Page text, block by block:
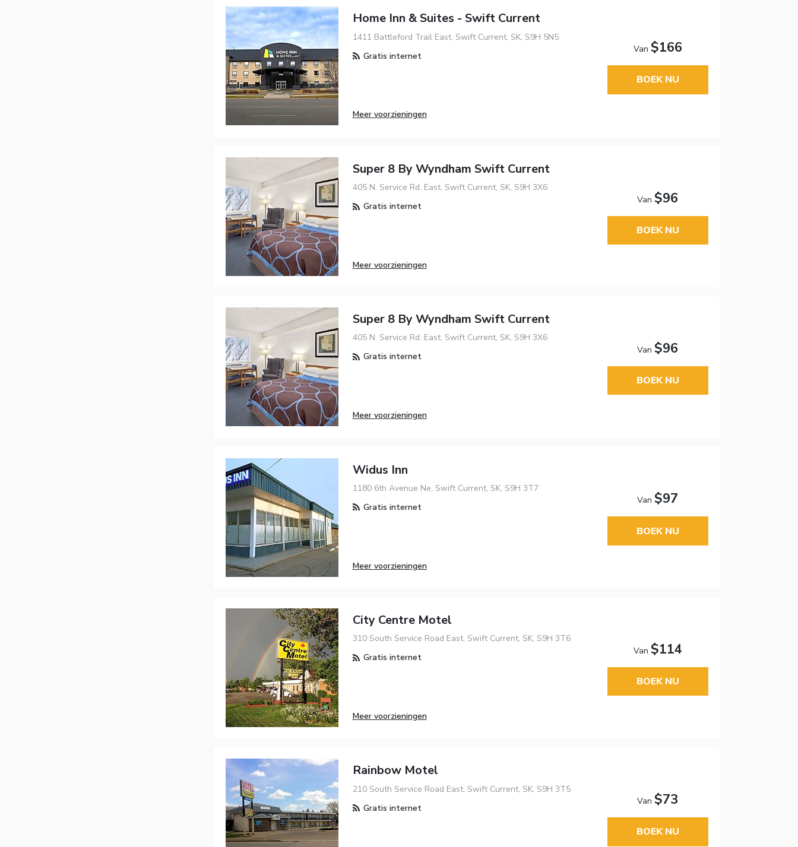
Home Inn & Suites - Swift Current
1411 Battleford Trail East, Swift Current, SK, S9H 5N5
Gratis internet
Meer voorzieningen
Van $166
BOEK NU
Super 8 By Wyndham Swift Current
405 N. Service Rd. East, Swift Current, SK, S9H 3X6
Gratis internet
Meer voorzieningen
Van$96
BOEK NU
Super 8 By Wyndham Swift Current
405 N. Service Rd. East, Swift Current, SK, S9H 3X6
Gratis internet
Meer voorzieningen
Van$96
BOEK NU
Widus Inn
1180 6th Avenue Ne, Swift Current, SK, S9H 3T7
Gratis internet
Meer voorzieningen
Van$97
BOEK NU
City Centre Motel
310 South Service Road East, Swift Current, SK, S9H 3T6
Gratis internet
Meer voorzieningen
Van $114
BOEK NU
Rainbow Motel
210 South Service Road East, Swift Current, SK, S9H 3T5
Gratis internet
Van$73
BOEK NU